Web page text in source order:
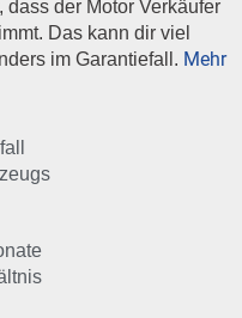
dass der Motor Verkäufer
Das kann dir viel
im Garantiefall. Mehr